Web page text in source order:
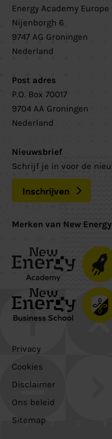
Energy Academy Europe
Nijenborgh 6
9747 AG Groningen
Nederland
Post adres
P.O. Box 70017
9704 AA Groningen
Nederland
Nieuwsbrief
Schrijf je in voor de
Inschrijven
Merken van New
Privacy
Cookies
Disclaimer
Ons beleid
Sitemap